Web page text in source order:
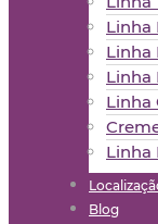
Linha
Linha
Linha
Linha
Linha
Blog